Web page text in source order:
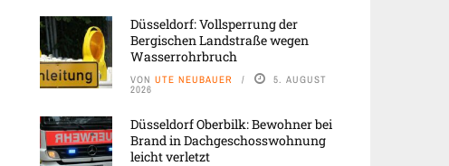
Düsseldorf: Vollsperrung der
Bergischen Landstraße wegen
Wasserrohrbruch
VON UTE NEUBAUER 5. AUGUST
2026
Düsseldorf Oberbilk: Bewohner bei
Brand in Dachgeschosswohnung
leicht verletzt